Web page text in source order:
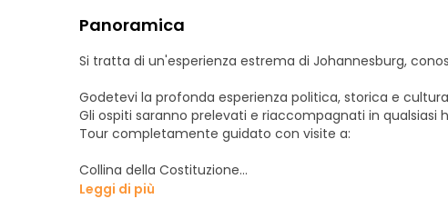
Panoramica
Si tratta di un'esperienza estrema di Johannesburg,
Godetevi la profonda esperienza politica, storica e
Gli ospiti saranno prelevati e riaccompagnati in
Tour completamente guidato con visite a:
Collina della Costituzione
Maboneng
Leggi di più